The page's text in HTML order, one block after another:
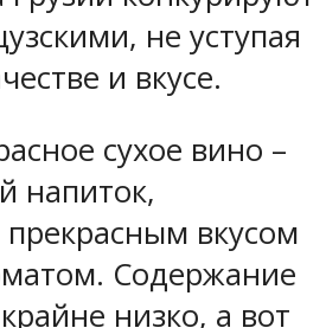
не уступая
и вкусе.
сухое вино –
напиток,
вкусом
Содержание
низко, а вот